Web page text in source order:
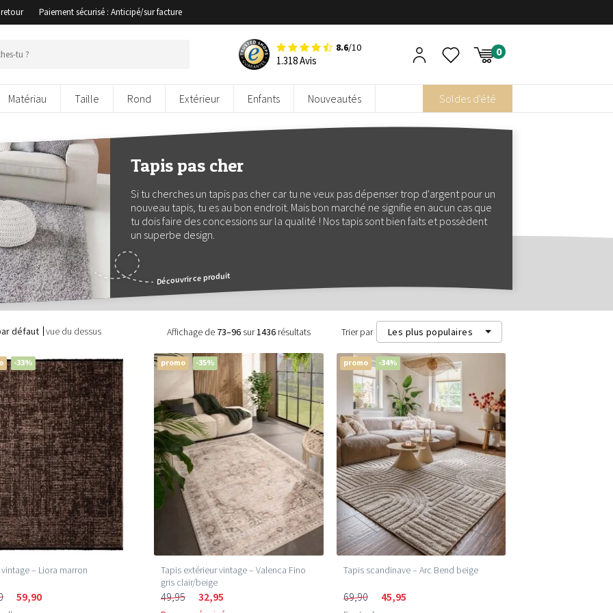
Paiement sécurisé : Anticipé/sur facture
8.6/10
1.318 Avis
Matériau Taille Rond Extérieur Enfants Nouveautés Soldes d'été
Tapis pas cher
Si tu cherches un tapis pas cher car tu ne veux pas dépenser trop d'argent pour un
nouveau tapis, tu es au bon endroit. Mais bon marché ne signifie en aucun cas que
tu dois faire des concessions sur la qualité ! Nos tapis sont bien faits et possèdent
un superbe design.
Découvrir ce produit
défaut vue du dessus Affichage de 73–96sur1436résultats Trier par Les plus populaires
Les plus populaires
Les plus récents
Prix les plus bas (m²)
Prix les plus élevés (m²)
-33%
– Liora marron
59,90
promo -35%
Tapis extérieur vintage – Valenca Fino
gris clair/beige
49,95 32,95
promo -34%
Tapis scandinave – Arc Bend beige
69,90 45,95